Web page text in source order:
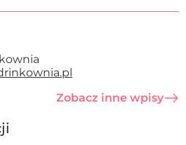
Zobacz inne wpisy